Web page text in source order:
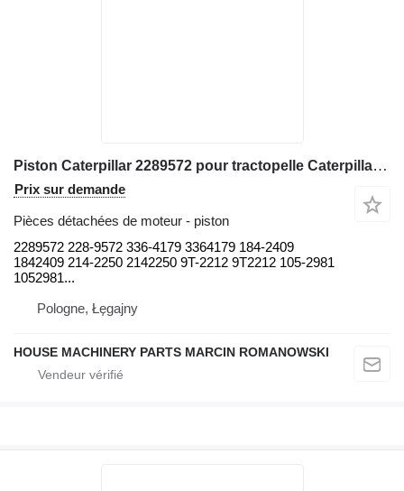
Piston Caterpillar 2289572 pour tractopelle Caterpillar 416D, 424D, 428D, 432D, 438D, 442D 430D 422E, 422F, 428E, 428F
Prix sur demande
Pièces détachées de moteur - piston
2289572 228-9572 336-4179 3364179 184-2409
1842409 214-2250 2142250 9T-2212 9T2212 105-2981
1052981...
Pologne, Łęgajny
HOUSE MACHINERY PARTS MARCIN ROMANOWSKI